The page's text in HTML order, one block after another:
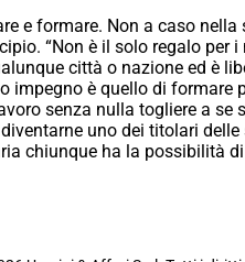
e formare. Non a caso nella
“Non è il solo regalo per i
città o nazione ed è
impegno è quello di formare
senza nulla togliere a se
uno dei titolari delle
chiunque ha la possibilità